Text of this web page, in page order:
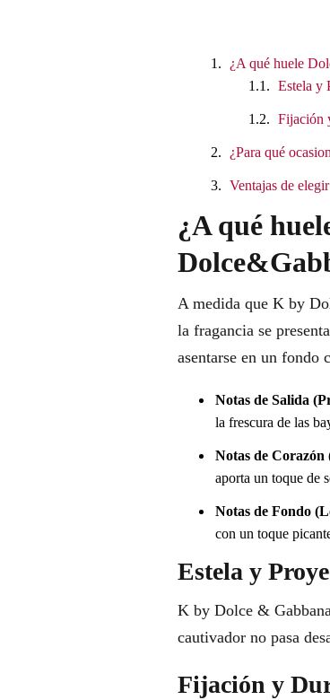
¿A qué huele
Estela y
Fijación
¿Para qué
Ventajas de
¿A qué
A medida que K by
la fragancia se
asentarse en un fondo
Notas de Salida
la frescura de las
Notas de
aporta un toque de
Notas de Fondo
con un toque
Estela y
K by Dolce &
cautivador no pasa
Fijación y